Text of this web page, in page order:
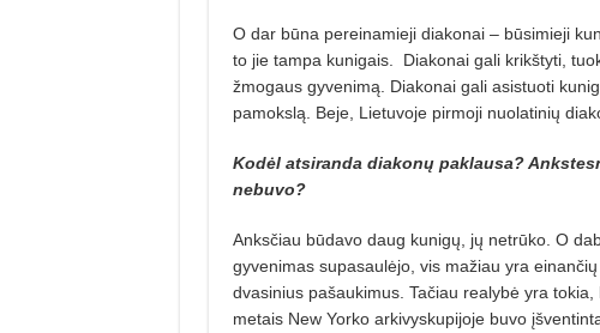
O dar būna pereinamieji diakonai – būsimieji
to jie tampa kunigais.
Diakonai gali krikštyti,
žmogaus gyvenimą. Diakonai gali asistuoti
pamokslą. Beje, Lietuvoje pirmoji nuolatinių
Kodėl atsiranda diakonų paklausa?
nebuvo?
Anksčiau būdavo daug kunigų, jų netrūko. O
gyvenimas supasaulėjo, vis mažiau yra
dvasinius pašaukimus. Tačiau realybė yra
metais New Yorko arkivyskupijoje buvo